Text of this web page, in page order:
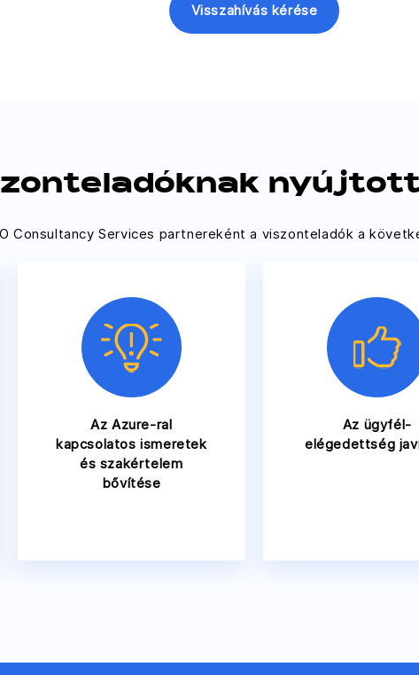
Visszahívás kérése
Consultancy Services partnereként a viszonteladók a
Az Azure-ral
kapcsolatos ismeretek
és szakértelem
bővítése
Az ügyfél-
elégedettség